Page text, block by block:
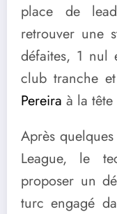
place de
retrouver une
défaites, 1 nul
club tranche
Pereira à la tête
Après
League, le
proposer un
turc engagé